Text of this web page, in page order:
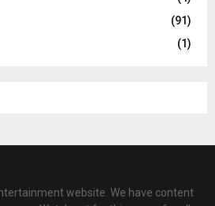
(91)
(1)
website. We have content